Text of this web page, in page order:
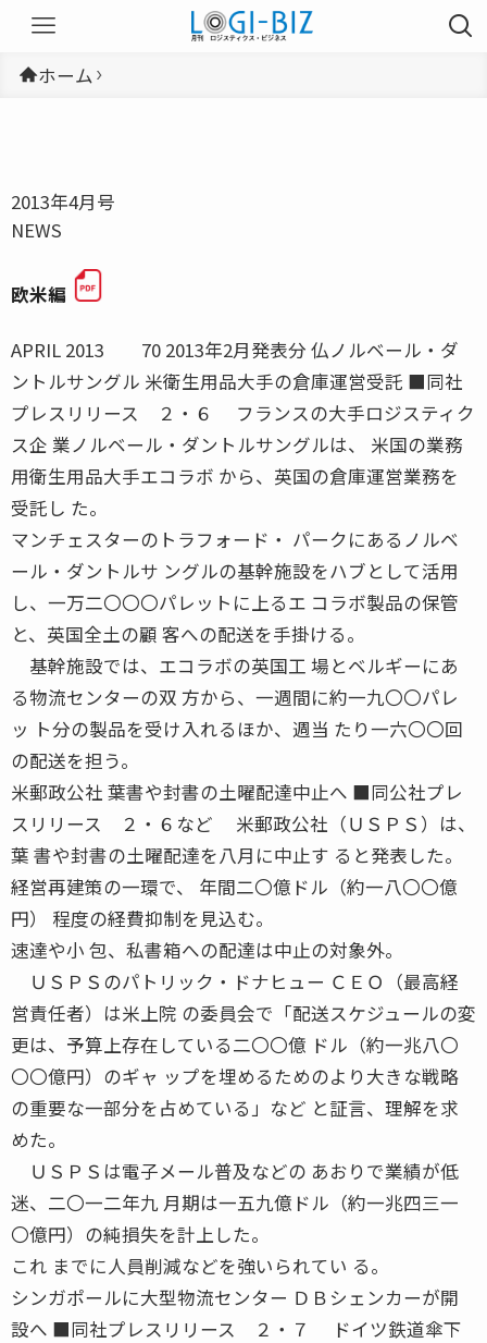
ホーム
2013年4月号
NEWS
欧米編
APRIL 2013 70 2013年2月発表分 仏ノルベール・ダ
ントルサングル 米衛生用品大手の倉庫運営受託 ■同社
プレスリリース ２・６ フランスの大手ロジスティク
ス企 業ノルベール・ダントルサングルは、 米国の業務
用衛生用品大手エコラボ から、英国の倉庫運営業務を
受託し た。
マンチェスターのトラフォード・ パークにあるノルベ
ール・ダントルサ ングルの基幹施設をハブとして活用
し、一万二〇〇〇パレットに上るエ コラボ製品の保管
と、英国全土の顧 客への配送を手掛ける。
基幹施設では、エコラボの英国工 場とベルギーにあ
る物流センターの双 方から、一週間に約一九〇〇パレ
ッ ト分の製品を受け入れるほか、週当 たり一六〇〇回
の配送を担う。
米郵政公社 葉書や封書の土曜配達中止へ ■同公社プレ
スリリース ２・６など 米郵政公社（ＵＳＰＳ）は、
葉 書や封書の土曜配達を八月に中止す ると発表した。
経営再建策の一環で、 年間二〇億ドル（約一八〇〇億
円） 程度の経費抑制を見込む。
速達や小 包、私書箱への配達は中止の対象外。
ＵＳＰＳのパトリック・ドナヒュー ＣＥＯ（最高経
営責任者）は米上院 の委員会で「配送スケジュールの変
更は、予算上存在している二〇〇億 ドル（約一兆八〇
〇〇億円）のギャ ップを埋めるためのより大きな戦略
の重要な一部分を占めている」など と証言、理解を求
めた。
ＵＳＰＳは電子メール普及などの あおりで業績が低
迷、二〇一二年九 月期は一五九億ドル（約一兆四三一
〇億円）の純損失を計上した。
これ までに人員削減などを強いられてい る。
シンガポールに大型物流センター ＤＢシェンカーが開
設へ ■同社プレスリリース ２・７ ドイツ鉄道傘下